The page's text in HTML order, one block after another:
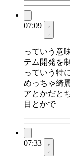
07:09
っていう意
テム開発を
っていう特
めっちゃ綺
アとかだと
目とかで
07:33